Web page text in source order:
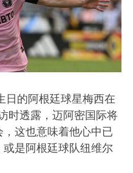
日的阿根廷球星梅西在
时透露，迈阿密国际将
这也意味着他心中已
是阿根廷球队纽维尔